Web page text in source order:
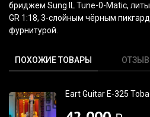
бриджем Sung IL Tune-0-Matic,
GR 1:18, 3-слойным чёрным
фурнитурой.
ПОХОЖИЕ ТОВАРЫ
Eart Guitar E-325